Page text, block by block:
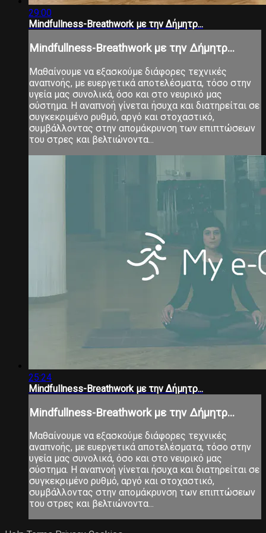
29:00
Mindfullness-Breathwork με την Δήμητρ...
Mindfullness-Breathwork με την Δήμητρ...
Μαθαίνουμε να εξασκούμε διάφορες τεχνικές
αναπνοής, με ευεργετικά αποτελέσματα, τόσο στην
υγεία μας συνολικά, όσο και στο νευρικό μας
σύστημα. Η αναπνοή γίνεται ήσυχα και διατηρείται σε
συγκεκριμένο ρυθμό, αργό και στοχαστικό,
συμβάλλοντας στην απομάκρυνση των επιπτώσεων
του στρες και βελτιώνοντα...
25:24
Mindfullness-Breathwork με την Δήμητρ...
Mindfullness-Breathwork με την Δήμητρ...
Μαθαίνουμε να εξασκούμε διάφορες τεχνικές
αναπνοής, με ευεργετικά αποτελέσματα, τόσο στην
υγεία μας συνολικά, όσο και στο νευρικό μας
σύστημα. Η αναπνοή γίνεται ήσυχα και διατηρείται σε
συγκεκριμένο ρυθμό, αργό και στοχαστικό,
συμβάλλοντας στην απομάκρυνση των επιπτώσεων
του στρες και βελτιώνοντα...